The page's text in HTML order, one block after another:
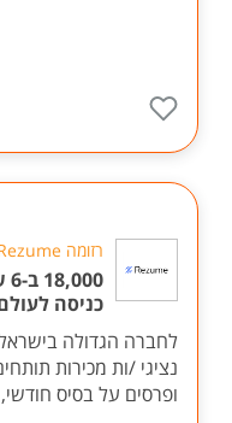
רזומה Rezume כח אדם והשמה
כניסה
לחברה הגדולה
נציגי /ות מכירות
ופרסים על בסיס